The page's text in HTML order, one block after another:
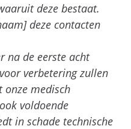
deze bestaat.
deze contacten
na de eerste acht
verbetering zullen
onze medisch
voldoende
in schade technische